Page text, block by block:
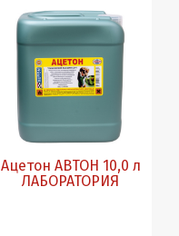
Ацетон АВТОН 10,0 л
ЛАБОРАТОРИЯ